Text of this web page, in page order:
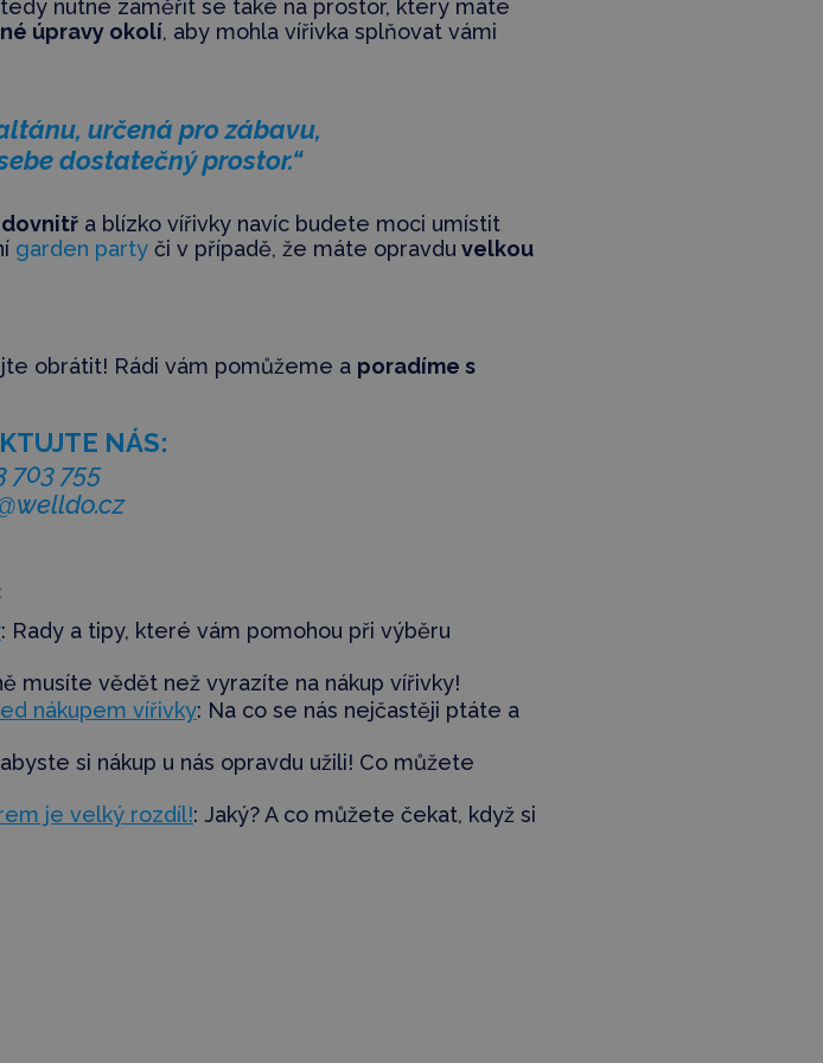
nutné zaměřit se také na prostor, který máte
úpravy okolí, aby mohla vířivka splňovat vámi
určená pro zábavu,
dostatečný prostor.“
a blízko vířivky navíc budete moci umístit
garden partyči v případě, že máte opravdu velkou
obrátit! Rádi vám pomůžeme a poradíme s
NÁS:
703 755
: Rady a tipy, které vám pomohou při výběru
musíte vědět než vyrazíte na nákup vířivky!
nákupem vířivky: Na co se nás nejčastěji ptáte a
si nákup u nás opravdu užili! Co můžete
je velký rozdíl!: Jaký? A co můžete čekat, když si